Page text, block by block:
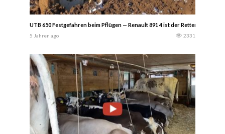
UTB 650 Festgefahren beim Pflügen — Renault 891 4 ist der Retter..
5 Jahren ago 2331